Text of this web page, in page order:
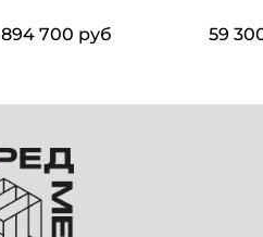
894 700 руб 59